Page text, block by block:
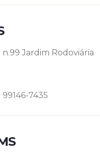
Jardim Rodoviária
7435